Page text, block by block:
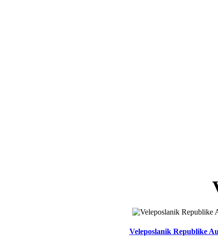
Veleposlanik Republike